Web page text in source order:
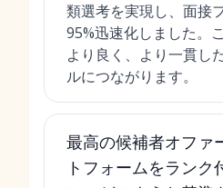
類選考を実現し、面接
95%迅速化しました。
より良く、より一貫し
ルにつながります。
最高の候補者オファ
トフォームをランク